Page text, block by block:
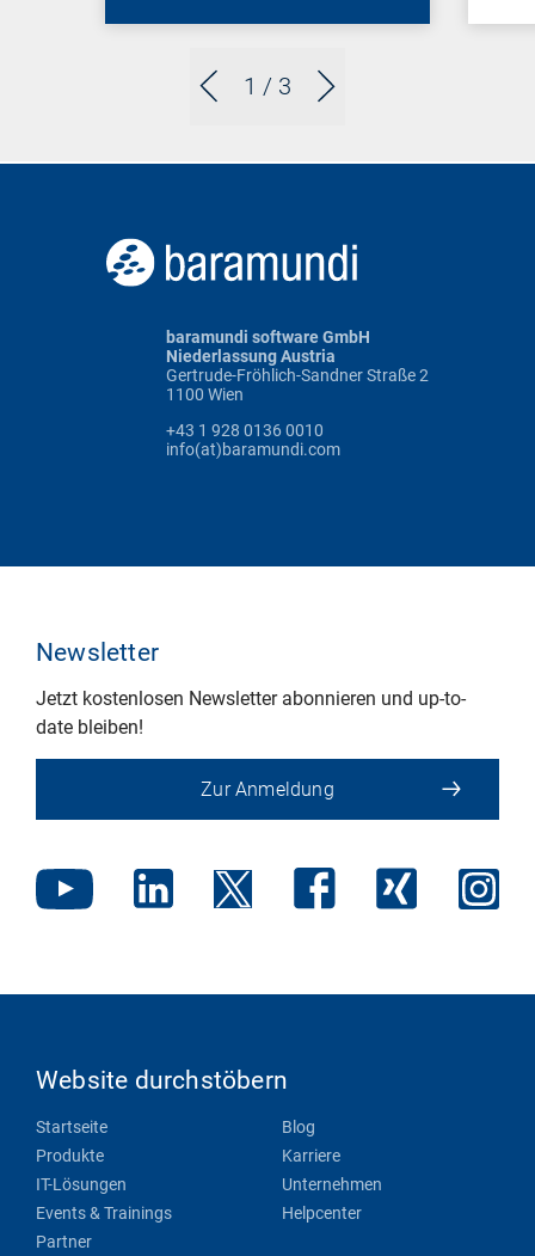
1 / 3
baramundi software GmbH
Niederlassung Austria
Gertrude-Fröhlich-Sandner Straße 2
1100 Wien
+43 1 928 0136 0010
info(at)baramundi.com
Newsletter
Jetzt kostenlosen Newsletter abonnieren und up-to-
date bleiben!
Zur Anmeldung
Website durchstöbern
Startseite
Produkte
IT-Lösungen
Events & Trainings
Partner
Blog
Karriere
Unternehmen
Helpcenter